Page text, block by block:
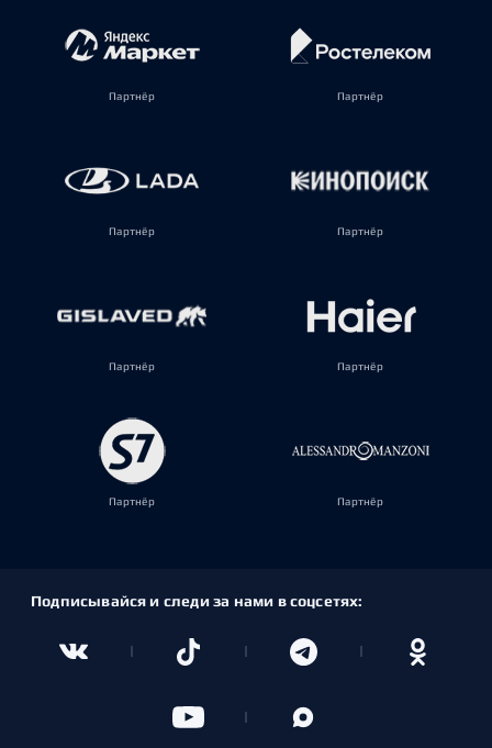
Партнёр Партнёр
Партнёр Партнёр
Партнёр Партнёр
Партнёр Партнёр
Подписывайся и следи за нами в соцсетях: